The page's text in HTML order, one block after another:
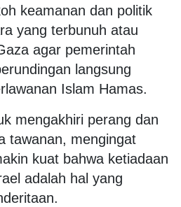
keamanan dan politik
yang terbunuh atau
agar pemerintah
langsung
Islam Hamas.
mengakhiri perang dan
tawanan, mengingat
kuat bahwa ketiadaan
adalah hal yang